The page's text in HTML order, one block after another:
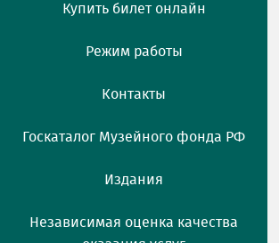
Купить билет онлайн
Режим работы
Контакты
Госкаталог Музейного фонда РФ
Издания
Независимая оценка качества